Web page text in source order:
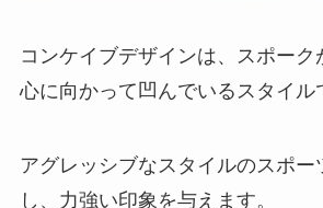
コンケイブデザインは、スポーク
心に向かって凹んでいるスタイル
アグレッシブなスタイルのスポー
し、力強い印象を与えます。